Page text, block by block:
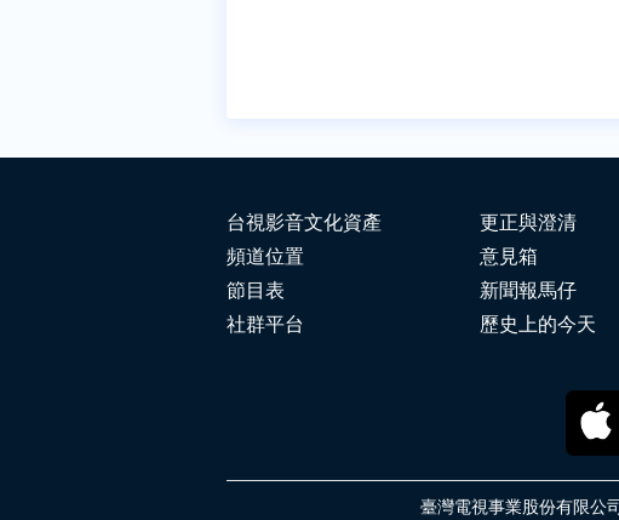
台視影音文化資產
頻道位置
節目表
社群平台
更正與澄清
意見箱
新聞報馬仔
歷史上的今天
臺灣電視事業股份有限公